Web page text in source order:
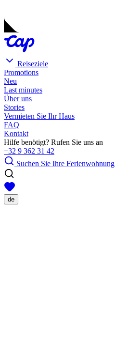
Reiseziele
Promotions
Neu
Last minutes
Über uns
Stories
Vermieten Sie Ihr Haus
FAQ
Kontakt
Hilfe benötigt? Rufen Sie uns an
+32 9 362 31 42
Suchen Sie Ihre Ferienwohnung
de